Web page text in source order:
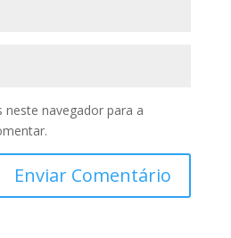
neste navegador para a